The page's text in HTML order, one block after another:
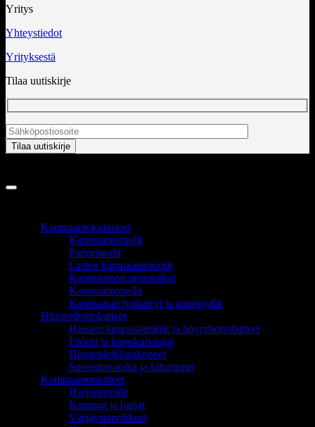
Yritys
Yhteystiedot
Yrityksestä
Tilaa uutiskirje
Kampaamokalusteet
Kampaamotuolit
Parturituolit
Lasten kampaamotuolit
Kampaamon pesupaikat
Kampaamopeilit
Kampaajan työkärryt ja apupöydät
Hiustenhoitolaitteet
Hiusten lämpösäteilijät ja höyryhoitolaitteet
Föönit ja kupukuivaajat
Hiustenleikkuukoneet
Suoristusraudat ja kihartimet
Kampaamotuotteet
Harjoituspäät
Kammat ja harjat
Värjäystarvikkeet